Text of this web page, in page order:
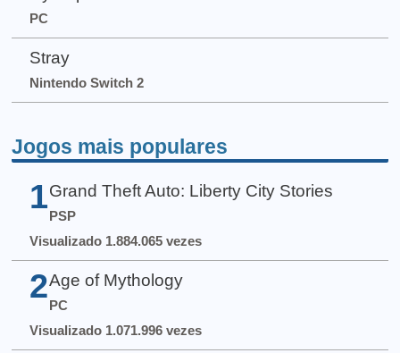
PC
Stray
Nintendo Switch 2
Jogos mais populares
1 Grand Theft Auto: Liberty City Stories
PSP
Visualizado 1.884.065 vezes
2 Age of Mythology
PC
Visualizado 1.071.996 vezes